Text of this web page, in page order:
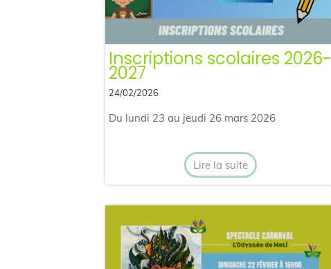
Inscriptions scolaires 2026-
2027
24/02/2026
Du lundi 23 au jeudi 26 mars 2026
Lire la suite